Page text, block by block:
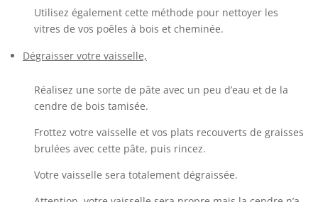
Utilisez également cette méthode pour nettoyer les
vitres de vos poêles à bois et cheminée.
Dégraisser votre vaisselle,
Réalisez une sorte de pâte avec un peu d’eau et de la
cendre de bois tamisée.
Frottez votre vaisselle et vos plats recouverts de graisses
brulées avec cette pâte, puis rincez.
Votre vaisselle sera totalement dégraissée.